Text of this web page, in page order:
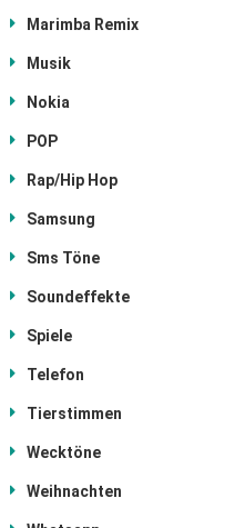
Marimba Remix
Musik
Nokia
POP
Rap/Hip Hop
Samsung
Sms Töne
Soundeffekte
Spiele
Telefon
Tierstimmen
Wecktöne
Weihnachten